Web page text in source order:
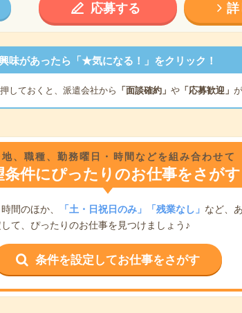
応募する 詳
味があったら「★気になる！」をクリック！
しておくと、派遣会社から 「面談確約」 や「応募歓迎」
、職種、勤務曜日・時間などを組み合わせて
条件にぴったりのお仕事をさがす
間のほか、 「土・日祝日のみ」「残業なし」 など、
て、ぴったりのお仕事を見つけましょう♪
条件を設定してお仕事をさがす